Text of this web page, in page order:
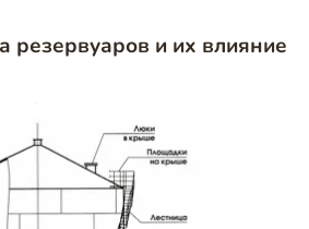
и их влияние